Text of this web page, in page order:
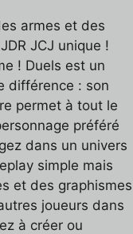
armes et des
JCJ unique !
! Duels est un
différence : son
permet à tout le
préféré
dans un univers
simple mais
et des graphismes
joueurs dans
à créer ou